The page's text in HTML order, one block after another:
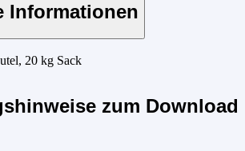
Informationen
20 kg Sack
zum Download